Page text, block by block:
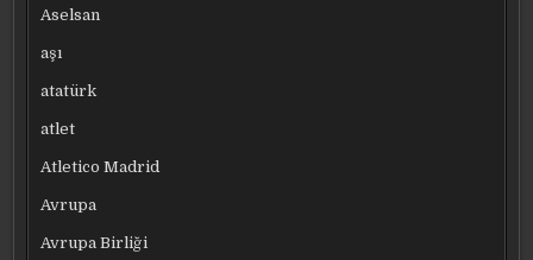
Aselsan
aşı
atatürk
atlet
Atletico Madrid
Avrupa
Avrupa Birliği